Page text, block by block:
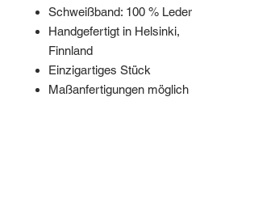
Schweißband: 100 % Leder
Handgefertigt in Helsinki,
Finnland
Einzigartiges Stück
Maßanfertigungen möglich